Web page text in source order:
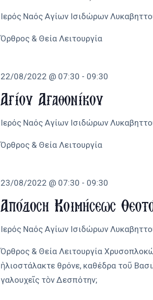
Ιερός Ναός Αγίων Ισιδώρων
Όρθρος & Θεία Λειτουργία
Αγίου Αγαθονίκου
22/08/2022 @ 07:30 - 09:30
Ιερός Ναός Αγίων Ισιδώρων
Όρθρος & Θεία Λειτουργία
Απόδοση Κοιμήσεως
23/08/2022 @ 07:30 - 09:30
Ιερός Ναός Αγίων Ισιδώρων
Όρθρος & Θεία Λειτουργία
ἡλιοστάλακτε θρόνε, καθέδρα τοῦ
γαλουχεῖς τὸν Δεσπότην;